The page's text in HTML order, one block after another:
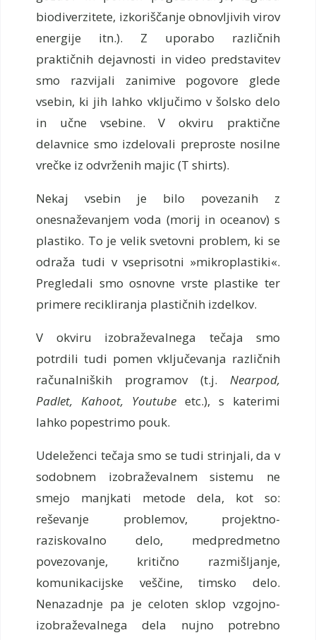
biodiverzitete, izkoriščanje obnovljivih virov
energije itn.). Z uporabo različnih
praktičnih dejavnosti in video predstavitev
smo razvijali zanimive pogovore glede
vsebin, ki jih lahko vključimo v šolsko delo
in učne vsebine. V okviru praktične
delavnice smo izdelovali preproste nosilne
vrečke iz odvrženih majic (T shirts).
Nekaj vsebin je bilo povezanih z
onesnaževanjem voda (morij in oceanov) s
plastiko. To je velik svetovni problem, ki se
odraža tudi v vseprisotni »mikroplastiki«.
Pregledali smo osnovne vrste plastike ter
primere recikliranja plastičnih izdelkov.
V okviru izobraževalnega tečaja smo
potrdili tudi pomen vključevanja različnih
računalniških programov (t.j. Nearpod,
Padlet, Kahoot, Youtube etc.), s katerimi
lahko popestrimo pouk.
Udeleženci tečaja smo se tudi strinjali, da v
sodobnem izobraževalnem sistemu ne
smejo manjkati metode dela, kot so:
reševanje problemov, projektno-
raziskovalno delo, medpredmetno
povezovanje, kritično razmišljanje,
komunikacijske veščine, timsko delo.
Nenazadnje pa je celoten sklop vzgojno-
izobraževalnega dela nujno potrebno